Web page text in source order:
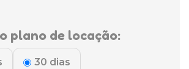
plano de locação:
30 dias